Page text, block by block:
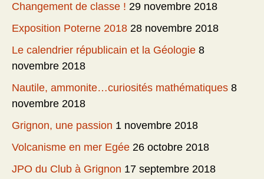
Changement de classe ! 29 novembre 2018
Exposition Poterne 2018 28 novembre 2018
Le calendrier républicain et la Géologie 8
novembre 2018
Nautile, ammonite…curiosités mathématiques 8
novembre 2018
Grignon, une passion 1 novembre 2018
Volcanisme en mer Egée 26 octobre 2018
JPO du Club à Grignon 17 septembre 2018